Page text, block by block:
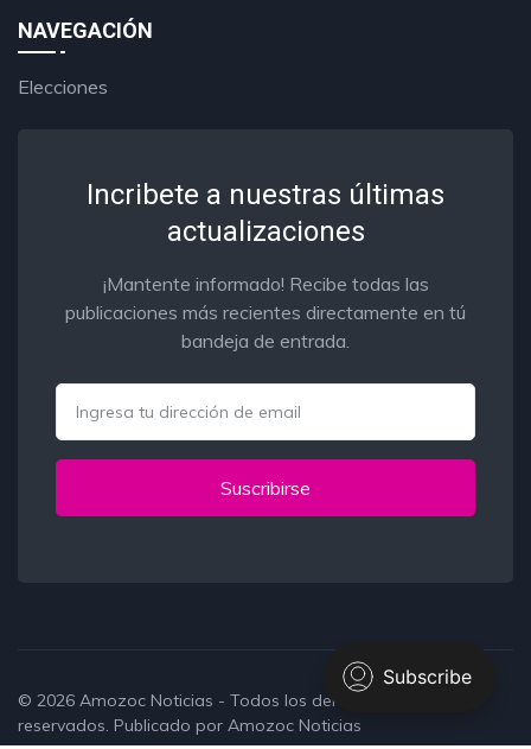
NAVEGACIÓN
Elecciones
Incribete a nuestras últimas
actualizaciones
¡Mantente informado! Recibe todas las
publicaciones más recientes directamente en tú
bandeja de entrada.
Suscribirse
© 2026 Amozoc Noticias - Todos los derechos
reservados. Publicado por Amozoc Noticias